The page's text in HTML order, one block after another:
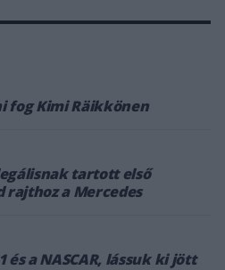
fog Kimi Räikkönen
tartott első
rajthoz a Mercedes
és a NASCAR, lássuk ki jött